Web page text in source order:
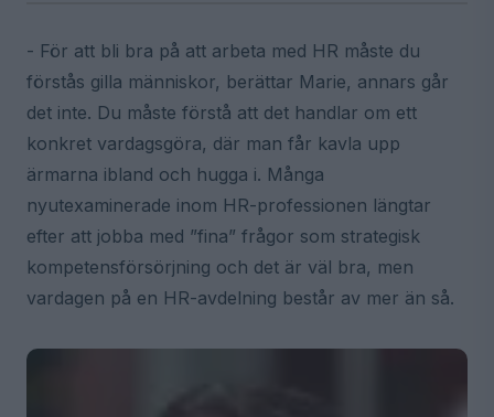
- För att bli bra på att arbeta med HR måste du
förstås gilla människor, berättar Marie, annars går
det inte. Du måste förstå att det handlar om ett
konkret vardagsgöra, där man får kavla upp
ärmarna ibland och hugga i. Många
nyutexaminerade inom HR-professionen längtar
efter att jobba med ”fina” frågor som strategisk
kompetensförsörjning och det är väl bra, men
vardagen på en HR-avdelning består av mer än så.